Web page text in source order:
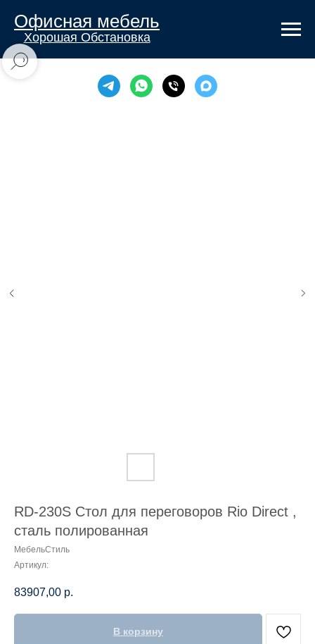
Офисная мебель
Хорошая Обстановка
RD-230S Стол для переговоров Rio Direct ,
сталь полированная
МебельСтиль
Артикул:
83907,00 р.
В корзину